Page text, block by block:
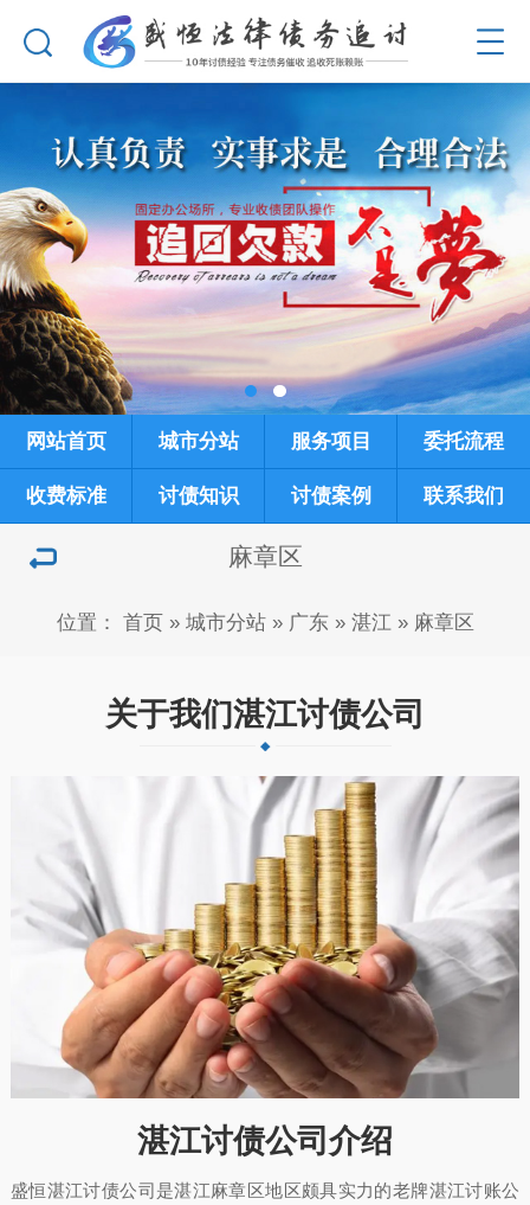
网站首页 城市分站 服务项目 委托流程
收费标准 讨债知识 讨债案例 联系我们
麻章区
位置： 首页 » 城市分站» 广东» 湛江» 麻章区
关于我们湛江讨债公司
湛江讨债公司介绍
盛恒湛江讨债公司是湛江麻章区地区颇具实力的老牌湛江讨账公